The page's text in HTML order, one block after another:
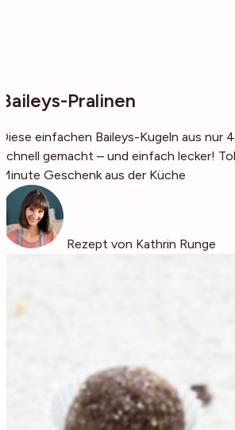
Baileys-Pralinen
Diese einfachen Baileys-Kugeln aus nur
schnell gemacht – und einfach lecker!
Minute Geschenk aus der Küche
Rezept von Kathrin Runge